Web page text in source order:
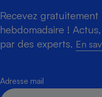
Recevez
hebdomadaire !
par des experts. En
Adresse mail